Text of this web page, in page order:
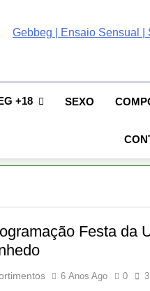
Gebbeg |
Apostas
+18 SEXO
Festa da
6 Anos Ago 0